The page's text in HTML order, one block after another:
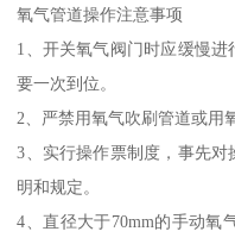
氧气管道操作注意事项
1、开关氧气阀门时应缓慢
要一次到位。
2、严禁用氧气吹刷管道或用
3、实行操作票制度，事先
明和规定。
4、直径大于70mm的手动氧